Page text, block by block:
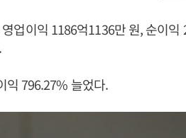
업이익 1186억1136만 원, 순이익
익 796.27% 늘었다.